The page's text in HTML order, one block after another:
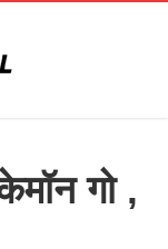
गो ,